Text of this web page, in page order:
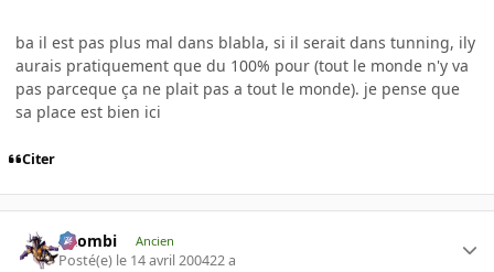
ba il est pas plus mal dans blabla, si il serait dans tunning, ily
aurais pratiquement que du 100% pour (tout le monde n'y va
pas parceque ça ne plait pas a tout le monde). je pense que
sa place est bien ici
Citer
XZombi Ancien
Posté(e) le 14 avril 200422 a